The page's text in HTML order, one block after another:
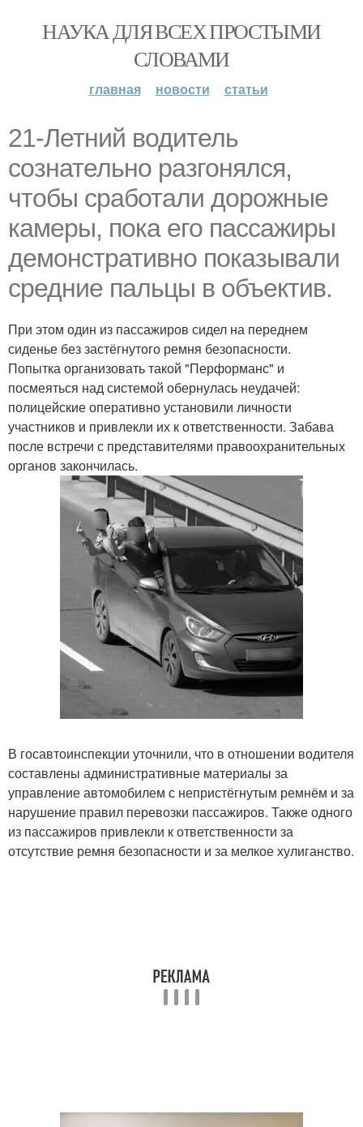
НАУКА ДЛЯ ВСЕХ ПРОСТЫМИ
СЛОВАМИ
главная новости статьи
21-Летний водитель
сознательно разгонялся,
чтобы сработали дорожные
камеры, пока его пассажиры
демонстративно показывали
средние пальцы в объектив.
При этом один из пассажиров сидел на переднем
сиденье без застёгнутого ремня безопасности.
Попытка организовать такой "Перформанс" и
посмеяться над системой обернулась неудачей:
полицейские оперативно установили личности
участников и привлекли их к ответственности. Забава
после встречи с представителями правоохранительных
органов закончилась.
В госавтоинспекции уточнили, что в отношении водителя
составлены административные материалы за
управление автомобилем с непристёгнутым ремнём и за
нарушение правил перевозки пассажиров. Также одного
из пассажиров привлекли к ответственности за
отсутствие ремня безопасности и за мелкое хулиганство.